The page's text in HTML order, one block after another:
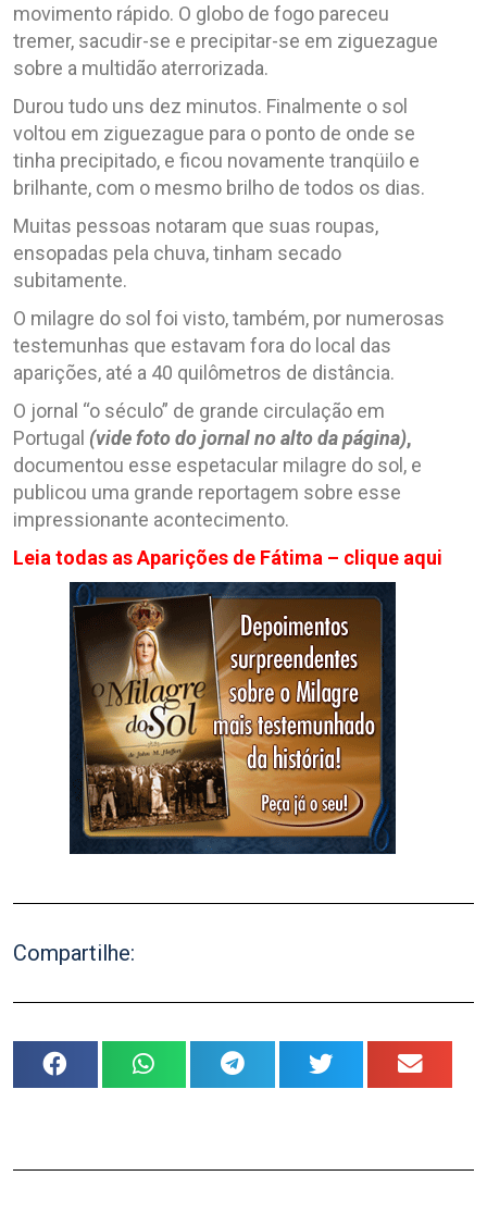
movimento rápido. O globo de fogo pareceu
tremer, sacudir-se e precipitar-se em ziguezague
sobre a multidão aterrorizada.
Durou tudo uns dez minutos. Finalmente o sol
voltou em ziguezague para o ponto de onde se
tinha precipitado, e ficou novamente tranqüilo e
brilhante, com o mesmo brilho de todos os dias.
Muitas pessoas notaram que suas roupas,
ensopadas pela chuva, tinham secado
subitamente.
O milagre do sol foi visto, também, por numerosas
testemunhas que estavam fora do local das
aparições, até a 40 quilômetros de distância.
O jornal “o século” de grande circulação em
Portugal (vide foto do jornal no alto da página),
documentou esse espetacular milagre do sol, e
publicou uma grande reportagem sobre esse
impressionante acontecimento.
Leia todas as Aparições de Fátima – clique aqui
Compartilhe: